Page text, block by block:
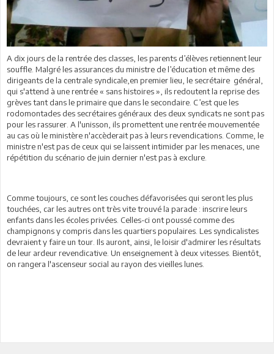
A dix jours de la rentrée des classes, les parents d’élèves retiennent leur
souffle. Malgré les assurances du ministre de l’éducation et même des
dirigeants de la centrale syndicale,en premier lieu, le secrétaire général,
qui s'attend à une rentrée « sans histoires », ils redoutent la reprise des
grèves tant dans le primaire que dans le secondaire. C’est que les
rodomontades des secrétaires généraux des deux syndicats ne sont pas
pour les rassurer. A l'unisson, ils promettent une rentrée mouvementée
au cas où le ministère n'accèderait pas à leurs revendications. Comme, le
ministre n'est pas de ceux qui se laissent intimider par les menaces, une
répétition du scénario de juin dernier n'est pas à exclure.
Comme toujours, ce sont les couches défavorisées qui seront les plus
touchées, car les autres ont très vite trouvé la parade : inscrire leurs
enfants dans les écoles privées. Celles-ci ont poussé comme des
champignons y compris dans les quartiers populaires. Les syndicalistes
devraient y faire un tour. Ils auront, ainsi, le loisir d'admirer les résultats
de leur ardeur revendicative. Un enseignement à deux vitesses. Bientôt,
on rangera l'ascenseur social au rayon des vieilles lunes.